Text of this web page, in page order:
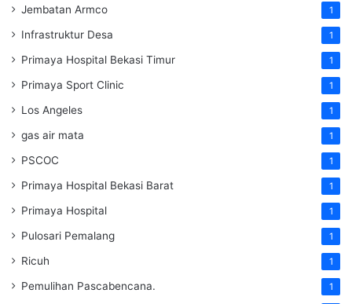
Jembatan Armco 1
Infrastruktur Desa 1
Primaya Hospital Bekasi Timur 1
Primaya Sport Clinic 1
Los Angeles 1
gas air mata 1
PSCOC 1
Primaya Hospital Bekasi Barat 1
Primaya Hospital 1
Pulosari Pemalang 1
Ricuh 1
Pemulihan Pascabencana. 1